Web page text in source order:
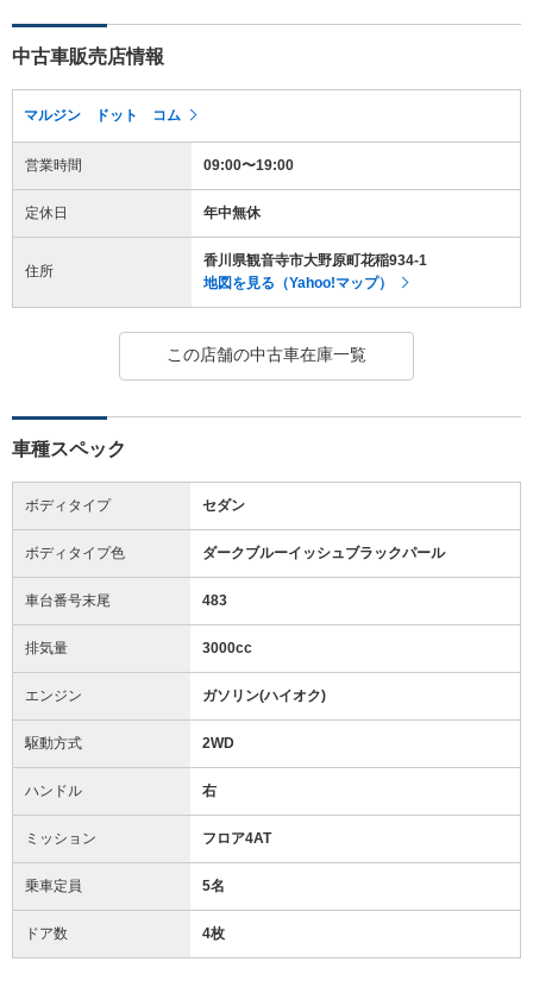
中古車販売店情報
マルジン ドット コム
営業時間 09:00〜19:00
定休日 年中無休
住所
香川県観音寺市大野原町花稲934-1
地図を見る（Yahoo!マップ）
この店舗の中古車在庫一覧
車種スペック
ボディタイプ セダン
ボディタイプ色 ダークブルーイッシュブラックパール
車台番号末尾 483
排気量 3000cc
エンジン ガソリン(ハイオク)
駆動方式 2WD
ハンドル 右
ミッション フロア4AT
乗車定員 5名
ドア数 4枚